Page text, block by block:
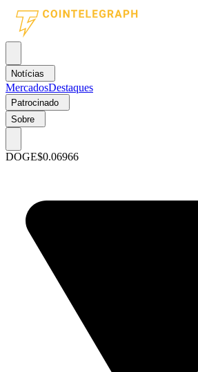
Notícias
MercadosDestaques
Patrocinado
Sobre
DOGE$0.06966